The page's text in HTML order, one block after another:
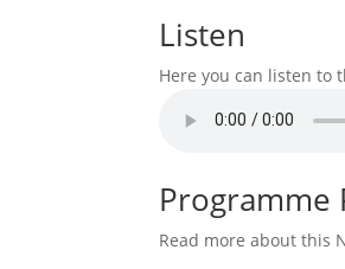
Listen
Here you can listen to
Programme
Read more about this